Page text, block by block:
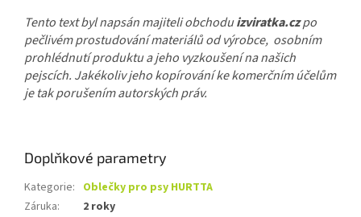
Tento text byl napsán majiteli obchoduizviratka.czpo
pečlivém prostudování materiálů od výrobce, osobním
prohlédnutí produktu a jeho vyzkoušení na našich
pejscích. Jakékoliv jeho kopírování ke komerčním účelům
je tak porušením autorských práv.
Doplňkové parametry
Kategorie: Oblečky pro psy HURTTA
Záruka:
2 roky